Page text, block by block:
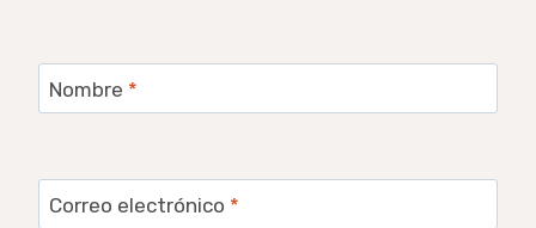
Nombre *
Correo electrónico *